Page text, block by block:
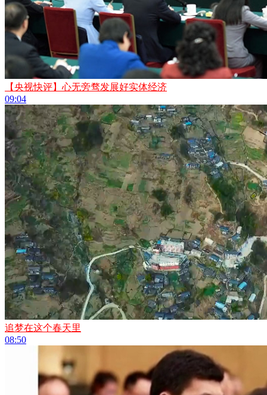
【央视快评】心无旁骛发展好实体经济
09:04
追梦在这个春天里
08:50